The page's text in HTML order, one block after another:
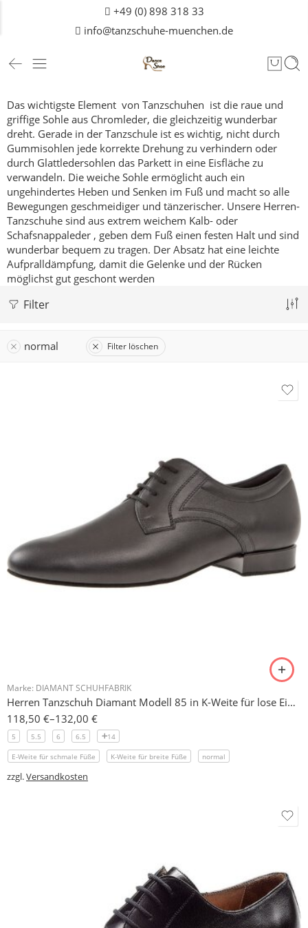
+49 (0) 898 318 33
info@tanzschuhe-muenchen.de
Das wichtigste Element von Tanzschuhen ist die raue und
griffige Sohle aus Chromleder, die gleichzeitig wunderbar
dreht. Gerade in der Tanzschule ist es wichtig, nicht durch
Gummisohlen jede korrekte Drehung zu verhindern oder
durch Glattledersohlen das Parkett in eine Eisfläche zu
verwandeln. Die weiche Sohle ermöglicht auch ein
ungehindertes Heben und Senken im Fuß und macht so alle
Bewegungen geschmeidiger und tänzerischer. Unsere Herren-
Tanzschuhe sind aus extrem weichem Kalb- oder
Schafsnappaleder , geben dem Fuß einen festen Halt und sind
wunderbar bequem zu tragen. Der Absatz hat eine leichte
Aufpralldämpfung, damit die Gelenke und der Rücken
möglichst gut geschont werden
Filter
normal Filter löschen
Marke: DIAMANT SCHUHFABRIK
Herren Tanzschuh Diamant Modell 85 in K-Weite für lose Einlagen geeignet
118,50 €–132,00 €
5 5.5 6 6.5 14
E-Weite für schmale Füße K-Weite für breite Füße normal
zzgl.Versandkosten